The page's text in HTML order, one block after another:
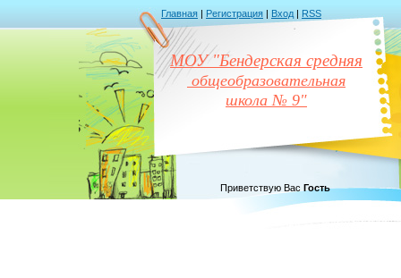
Главная | Регистрация | Вход | RSS
МОУ "Бендерская средняя
общеобразовательная
школа № 9"
Приветствую Вас Гость